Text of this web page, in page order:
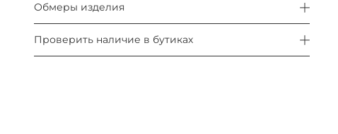
Обмеры изделия
Проверить наличие в бутиках